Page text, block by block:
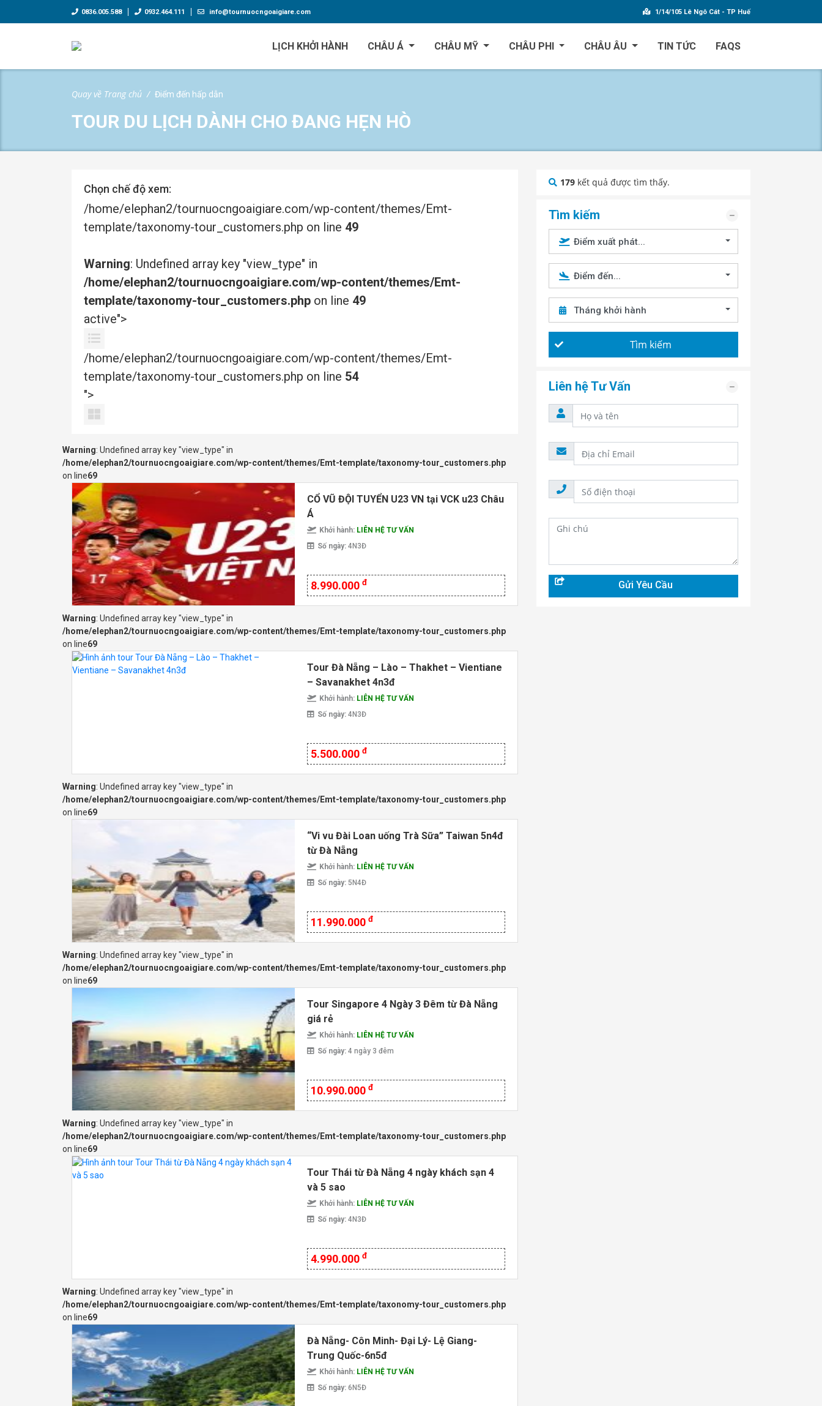
0836.005.588 0932.464.111 info@tournuocngoaigiare.com 1/14/105 Lê Ngô Cát - TP Huế
LỊCH KHỞI HÀNH CHÂU Á CHÂU MỸ CHÂU PHI CHÂU ÂU TIN TỨC FAQS
Quay về Trang chủ Điểm đến hấp dẫn
TOUR DU LỊCH DÀNH CHO ĐANG HẸN HÒ
Chọn chế độ xem:
/home/elephan2/tournuocngoaigiare.com/wp-content/themes/Emt-
template/taxonomy-tour_customers.php on line 49
Warning: Undefined array key "view_type" in
/home/elephan2/tournuocngoaigiare.com/wp-content/themes/Emt-
template/taxonomy-tour_customers.php on line 49
active">
/home/elephan2/tournuocngoaigiare.com/wp-content/themes/Emt-
template/taxonomy-tour_customers.php on line 54
">
Warning: Undefined array key "view_type" in
/home/elephan2/tournuocngoaigiare.com/wp-content/themes/Emt-template/taxonomy-tour_customers.php
on line69
CỔ VŨ ĐỘI TUYỂN U23 VN tại VCK u23 Châu
Á
Khởi hành: LIÊN HỆ TƯ VẤN
Số ngày: 4N3Đ
8.990.000 đ
Warning: Undefined array key "view_type" in
/home/elephan2/tournuocngoaigiare.com/wp-content/themes/Emt-template/taxonomy-tour_customers.php
on line69
Tour Đà Nẵng – Lào – Thakhet – Vientiane
– Savanakhet 4n3đ
Khởi hành: LIÊN HỆ TƯ VẤN
Số ngày: 4N3Đ
5.500.000 đ
Warning: Undefined array key "view_type" in
/home/elephan2/tournuocngoaigiare.com/wp-content/themes/Emt-template/taxonomy-tour_customers.php
on line69
“Vi vu Đài Loan uống Trà Sữa” Taiwan 5n4đ
từ Đà Nẵng
Khởi hành: LIÊN HỆ TƯ VẤN
Số ngày: 5N4Đ
11.990.000 đ
Warning: Undefined array key "view_type" in
/home/elephan2/tournuocngoaigiare.com/wp-content/themes/Emt-template/taxonomy-tour_customers.php
on line69
Tour Singapore 4 Ngày 3 Đêm từ Đà Nẵng
giá rẻ
Khởi hành: LIÊN HỆ TƯ VẤN
Số ngày: 4 ngày 3 đêm
10.990.000 đ
Warning: Undefined array key "view_type" in
/home/elephan2/tournuocngoaigiare.com/wp-content/themes/Emt-template/taxonomy-tour_customers.php
on line69
Tour Thái từ Đà Nẵng 4 ngày khách sạn 4
và 5 sao
Khởi hành: LIÊN HỆ TƯ VẤN
Số ngày: 4N3Đ
4.990.000 đ
Warning: Undefined array key "view_type" in
/home/elephan2/tournuocngoaigiare.com/wp-content/themes/Emt-template/taxonomy-tour_customers.php
on line69
Đà Nẵng- Côn Minh- Đại Lý- Lệ Giang-
Trung Quốc-6n5đ
Khởi hành: LIÊN HỆ TƯ VẤN
Số ngày: 6N5Đ
179 kết quả được tìm thấy.
Tìm kiếm
Điểm xuất phát...
Điểm đến...
Tháng khởi hành
Tìm kiếm
Liên hệ Tư Vấn